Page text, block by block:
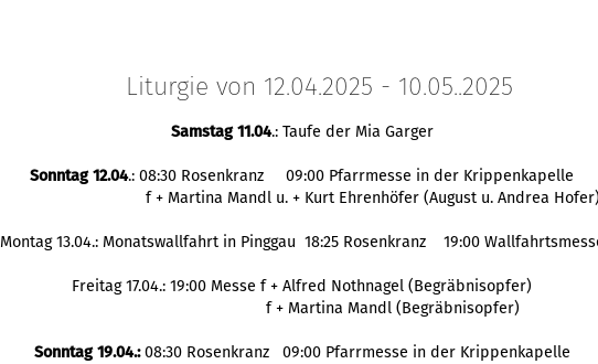
Liturgie von 12.04.2025 - 10.05..2025
Samstag 11.04.: Taufe der Mia Garger
Sonntag 12.04.: 08:30 Rosenkranz 09:00 Pfarrmesse in der Krippenkapelle
f + Martina Mandl u. + Kurt Ehrenhöfer (August u. Andrea
Montag 13.04.: Monatswallfahrt in Pinggau 18:25 Rosenkranz 19:00
Freitag 17.04.: 19:00 Messe f + Alfred Nothnagel (Begräbnisopfer)
f + Martina Mandl (Begräbnisopfer)
Sonntag 19.04.:08:30 Rosenkranz 09:00 Pfarrmesse in der Krippenkapelle